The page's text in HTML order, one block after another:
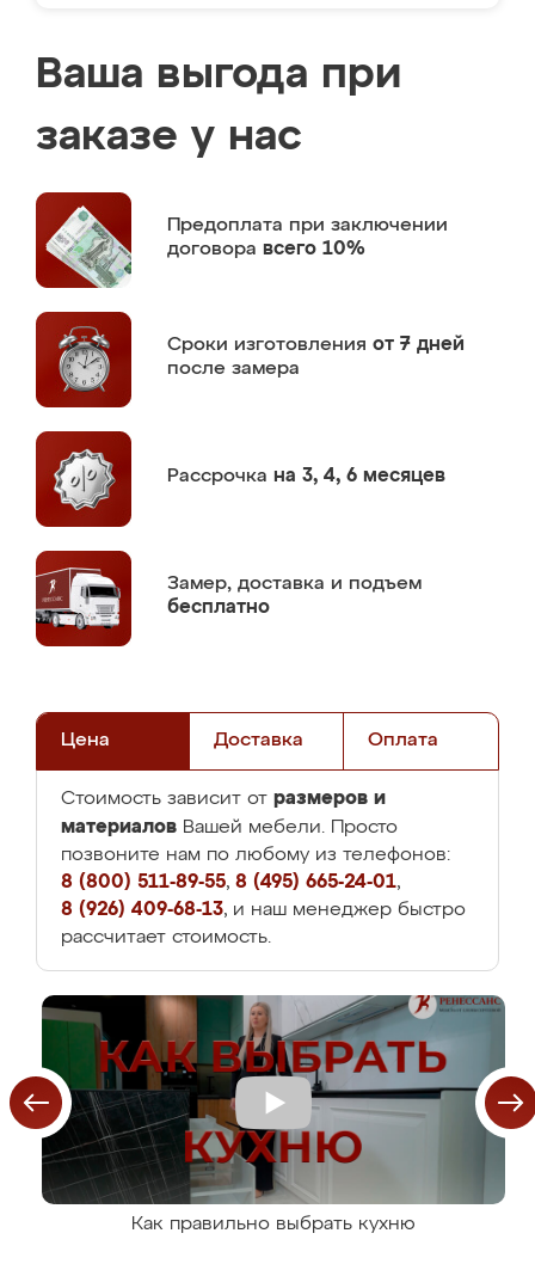
Ваша выгода при
заказе у нас
Предоплата при заключении
договора всего 10%
Сроки изготовления от 7 дней
после замера
Рассрочка на 3, 4, 6 месяцев
Замер, доставка и подъем
бесплатно
Цена Доставка Оплата
Стоимость зависит от размеров и
материалов Вашей мебели. Просто
позвоните нам по любому из телефонов:
8 (800) 511-89-55, 8 (495) 665-24-01,
8 (926) 409-68-13, и наш менеджер быстро
рассчитает стоимость.
Как правильно выбрать кухню